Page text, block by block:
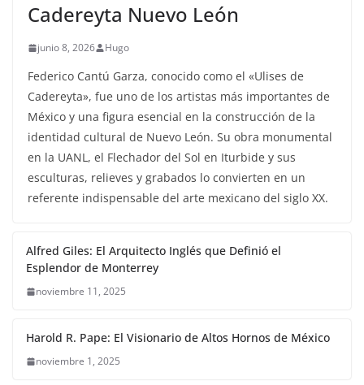
Cadereyta Nuevo León
junio 8, 2026 Hugo
Federico Cantú Garza, conocido como el «Ulises de
Cadereyta», fue uno de los artistas más importantes de
México y una figura esencial en la construcción de la
identidad cultural de Nuevo León. Su obra monumental
en la UANL, el Flechador del Sol en Iturbide y sus
esculturas, relieves y grabados lo convierten en un
referente indispensable del arte mexicano del siglo XX.
Alfred Giles: El Arquitecto Inglés que Definió el
Esplendor de Monterrey
noviembre 11, 2025
Harold R. Pape: El Visionario de Altos Hornos de México
noviembre 1, 2025